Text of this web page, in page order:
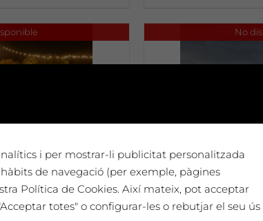
juliol a les 19h:
La Vinya dels
dues
No
i per mostrar-li publicitat personalitzada
de navegació (per exemple, pàgines
Política de Cookies. Així mateix, pot acceptar
totes" o configurar-les o rebutjar el seu ús